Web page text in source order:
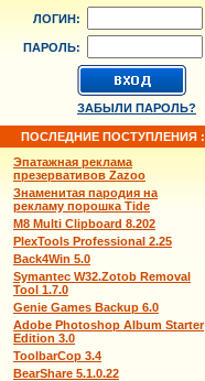
ЛОГИН:
ПАРОЛЬ:
ЗАБЫЛИ ПАРОЛЬ?
ПОСЛЕДНИЕ ПОСТУПЛЕНИЯ :
Эпатажная реклама
презервативов Zazoo
Знаменитая пародия на
рекламу порошка Tide
M8 Multi Clipboard 8.202
PlexTools Professional 2.25
Back4Win 5.0
Symantec W32.Zotob Removal
Tool 1.7.0
Genie Games Backup 6.0
Adobe Photoshop Album Starter
Edition 3.0
ToolbarCop 3.4
BearShare 5.1.0.22